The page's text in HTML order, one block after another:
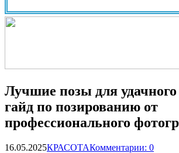
Лучшие позы для удачного
гайд по позированию от
профессионального
16.05.2025КРАСОТАКомментарии: 0